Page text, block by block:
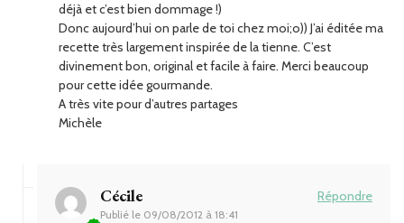
déjà et c’est bien dommage !)
Donc aujourd’hui on parle de toi chez moi;o)) J’ai éditée ma
recette très largement inspirée de la tienne. C’est
divinement bon, original et facile à faire. Merci beaucoup
pour cette idée gourmande.
A très vite pour d’autres partages
Michèle
Cécile
Publié le 09/08/2012 à 18:41
Répondre